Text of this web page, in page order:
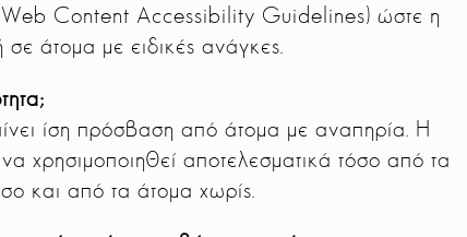
Content Accessibility Guidelines) ώστε η
σε άτομα με ειδικές ανάγκες.
ίση πρόσβαση από άτομα με αναπηρία. Η
χρησιμοποιηθεί αποτελεσματικά τόσο από τα
και από τα άτομα χωρίς.